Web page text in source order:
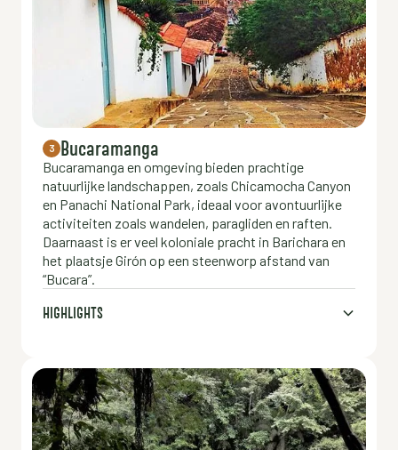
3 Bucaramanga
Bucaramanga en omgeving bieden prachtige
natuurlijke landschappen, zoals Chicamocha Canyon
en Panachi National Park, ideaal voor avontuurlijke
activiteiten zoals wandelen, paragliden en raften.
Daarnaast is er veel koloniale pracht in Barichara en
het plaatsje Girón op een steenworp afstand van
“Bucara”.
HIGHLIGHTS